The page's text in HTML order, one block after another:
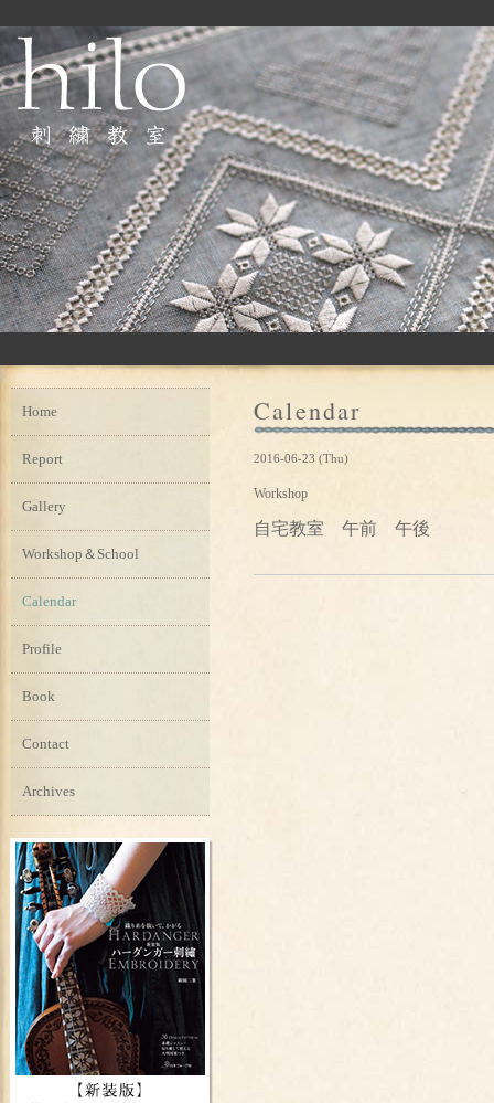
Calendar
2016-06-23 (Thu)
Workshop
自宅教室 午前 午後
Home
Report
Gallery
Workshop＆School
Calendar
Profile
Book
Contact
Archives